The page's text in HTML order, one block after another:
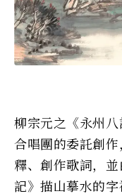
柳宗元之《永州
合唱團的委託創
釋、創作歌詞，
記》描山摹水的